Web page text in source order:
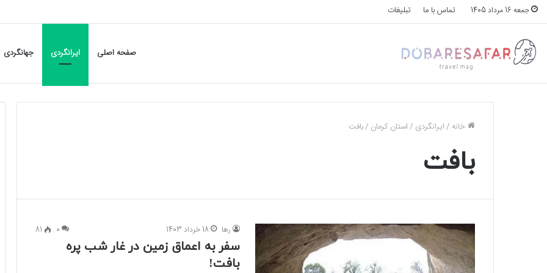
جمعه 16 مرداد 1405 تماس با ما تبلیغات
صفحه اصلی ایرانگردی جهانگردی
خانه /ایرانگردی /استان کرمان /بافت
بافت
رها 18 خرداد 1403 0
81
سفر به اعماق زمین در غار شب پره
بافت!